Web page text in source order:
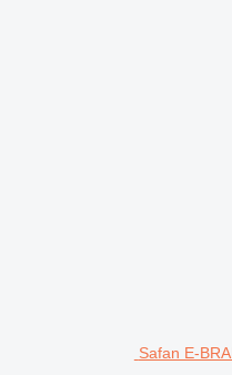
Safan E-